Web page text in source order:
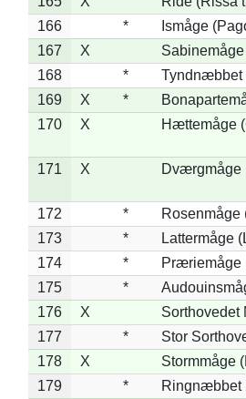
166
*
Ismåge
167
X
168
*
Tyndnæbbet
169
X *
170
X Hættemåge
171 X Dværgmåge
172 *
Rosenmåge
173
*
Lattermåge
174
*
Præriemåge
175
*
176
X
Sorthovedet
177
*
Stor
178
X
Stormmåge
179
*
Ringnæbbet